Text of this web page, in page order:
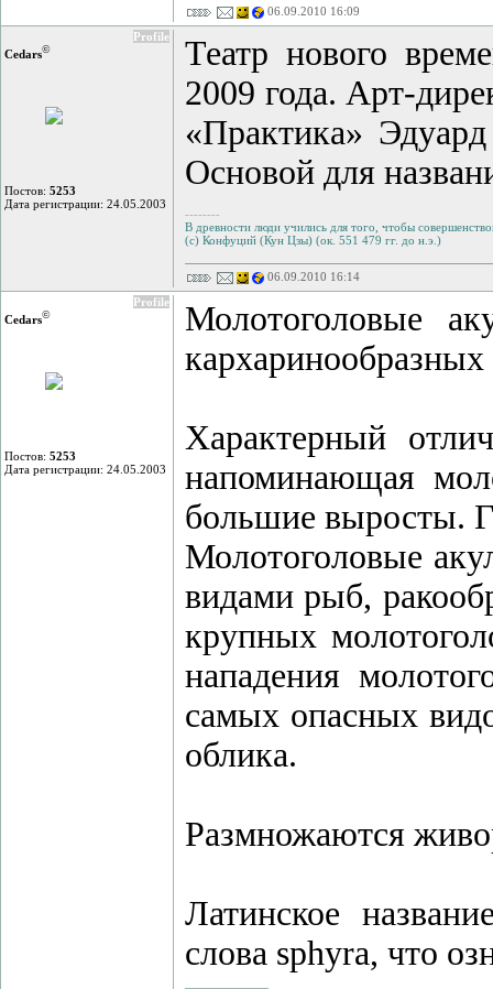
06.09.2010 16:09
Profile
Cedars©
Постов: 5253
Дата регистрации: 24.05.2003
Театр нового
2009 года. Арт-
«Практика»
Основой для
--------
В древности люди учились для того, чтобы
(с) Конфуций (Кун Цзы) (ок. 551 479 гг. до н.э.)
06.09.2010 16:14
Profile
Cedars©
Постов: 5253
Дата регистрации: 24.05.2003
Молотоголовые
кархаринообразных
Характерный
напоминающая
большие выросты.
Молотоголовые
видами рыб,
крупных
нападения
самых опасных
облика.
Размножаются
Латинское
слова sphyra, что